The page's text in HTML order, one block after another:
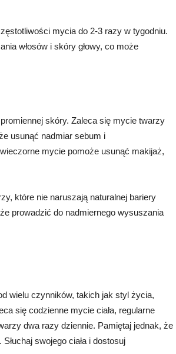
mycia do 2-3 razy w tygodniu.
włosów i skóry głowy, co może
skóry. Zaleca się mycie twarzy
usunąć nadmiar sebum i
mycie pomoże usunąć makijaż,
które nie naruszają naturalnej bariery
prowadzić do nadmiernego wysuszania
wielu czynników, takich jak styl życia,
się codzienne mycie ciała, regularne
dwa razy dziennie. Pamiętaj jednak, że
swojego ciała i dostosuj